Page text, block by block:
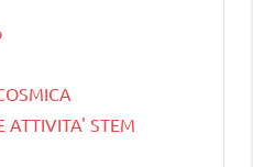
ATTIVITA' STEM